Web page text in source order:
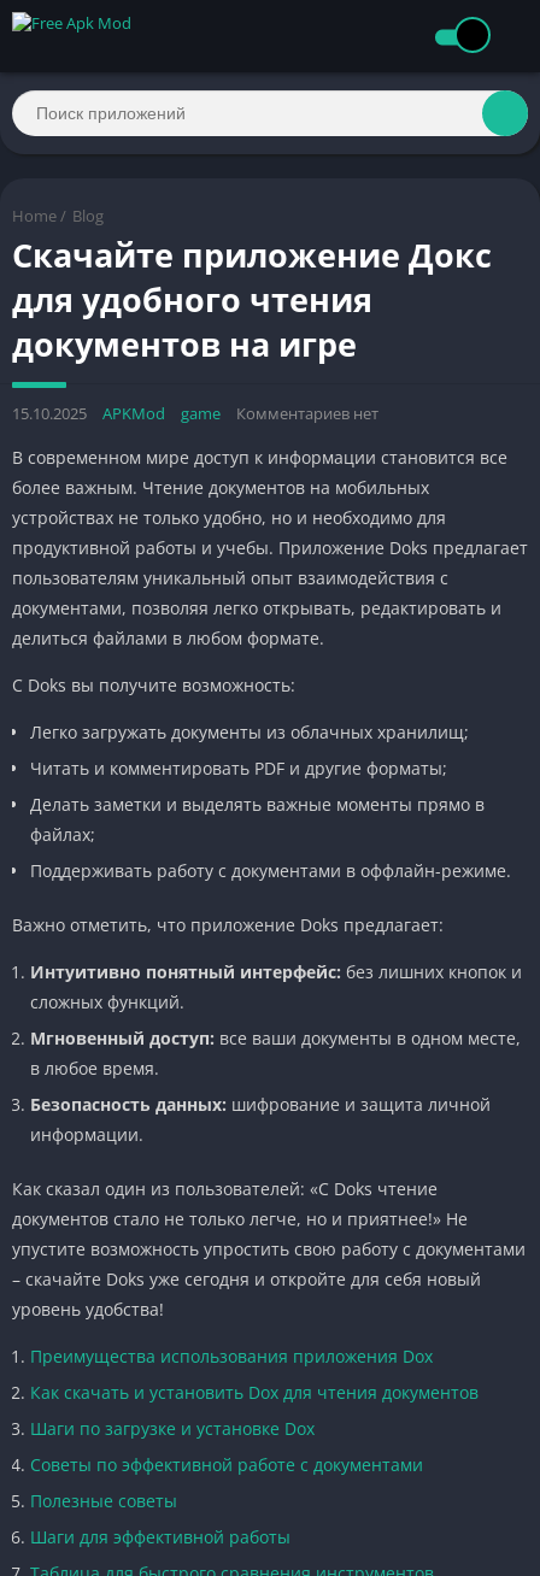
Home / Blog
Скачайте приложение Докс
для удобного чтения
документов на игре
15.10.2025 APKMod game Комментариев нет
В современном мире доступ к информации становится все
более важным. Чтение документов на мобильных
устройствах не только удобно, но и необходимо для
продуктивной работы и учебы. Приложение Doks предлагает
пользователям уникальный опыт взаимодействия с
документами, позволяя легко открывать, редактировать и
делиться файлами в любом формате.
С Doks вы получите возможность:
Легко загружать документы из облачных хранилищ;
Читать и комментировать PDF и другие форматы;
Делать заметки и выделять важные моменты прямо в
файлах;
Поддерживать работу с документами в оффлайн-режиме.
Важно отметить, что приложение Doks предлагает:
Интуитивно понятный интерфейс: без лишних кнопок и
сложных функций.
Мгновенный доступ: все ваши документы в одном месте,
в любое время.
Безопасность данных: шифрование и защита личной
информации.
Как сказал один из пользователей: «С Doks чтение
документов стало не только легче, но и приятнее!» Не
упустите возможность упростить свою работу с документами
– скачайте Doks уже сегодня и откройте для себя новый
уровень удобства!
Преимущества использования приложения Dox
Как скачать и установить Dox для чтения документов
Шаги по загрузке и установке Dox
Советы по эффективной работе с документами
Полезные советы
Шаги для эффективной работы